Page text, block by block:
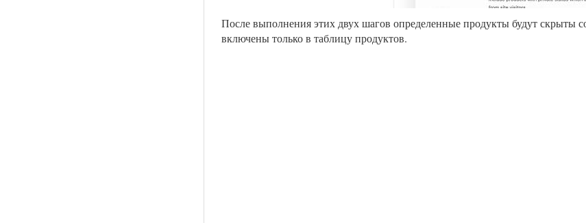
После выполнения этих двух шагов определенные продукты будут скрыты
включены только в таблицу продуктов.